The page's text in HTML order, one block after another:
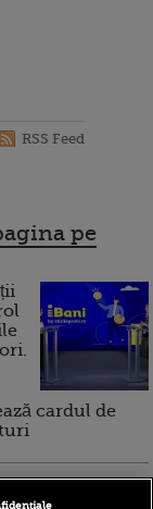
RSS Feed
pe
cardul de